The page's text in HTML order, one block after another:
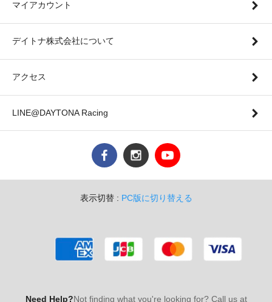
マイアカウント
デイトナ株式会社について
アクセス
LINE@DAYTONA Racing
表示切替 : PC版に切り替える
Need Help?Not finding what you're looking for? Call us at